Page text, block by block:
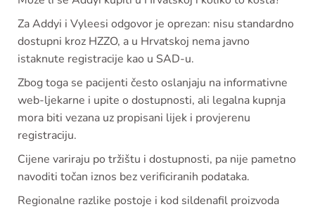
Za Addyi i Vyleesi odgovor je oprezan: nisu standardno
dostupni kroz HZZO, a u Hrvatskoj nema javno
istaknute registracije kao u SAD-u.
Zbog toga se pacijenti često oslanjaju na informativne
web-ljekarne i upite o dostupnosti, ali legalna kupnja
mora biti vezana uz propisani lijek i provjerenu
registraciju.
Cijene variraju po tržištu i dostupnosti, pa nije pametno
navoditi točan iznos bez verificiranih podataka.
Regionalne razlike postoje i kod sildenafil proizvoda